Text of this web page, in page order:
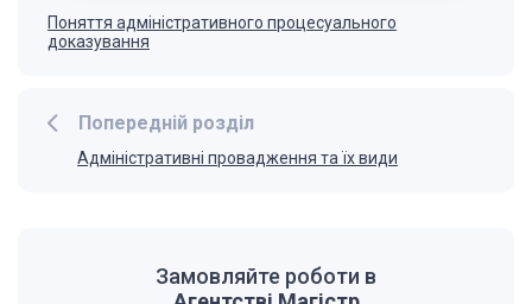
Попередній розділ
Адміністративні провадження та їх види
Поняття адміністративного процесуального
доказування
Замовляйте роботи в